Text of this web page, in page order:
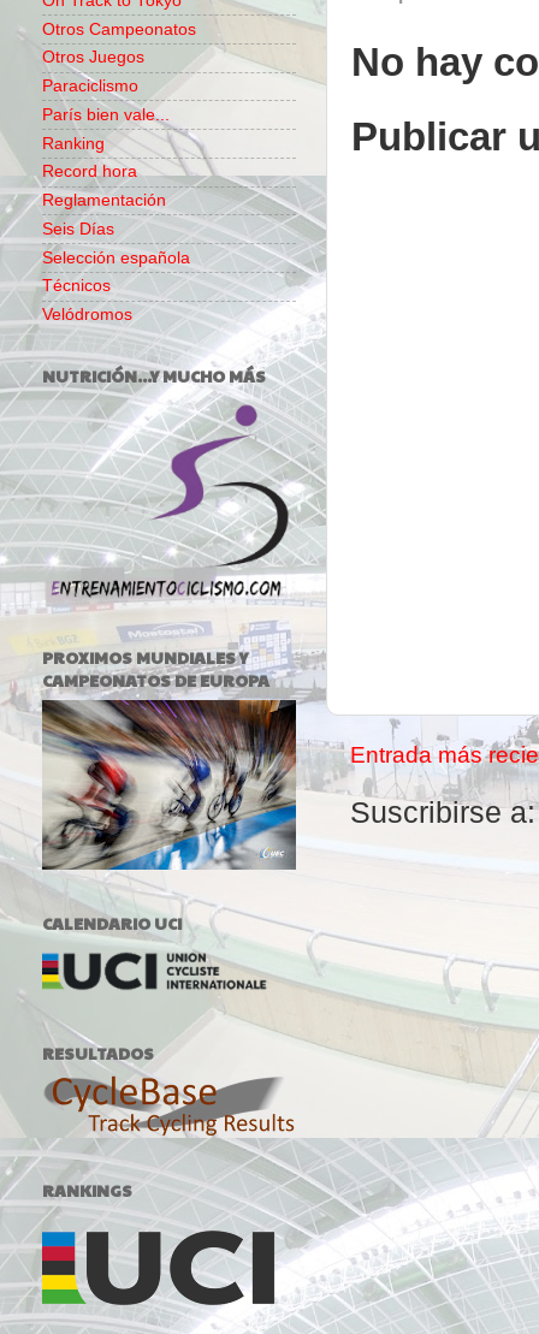
No hay
Publicar
Entrada más
Suscribirse
Otros Campeonatos
Otros Juegos
Paraciclismo
París bien vale...
Ranking
Record hora
Reglamentación
Seis Días
Selección española
Técnicos
Velódromos
NUTRICIÓN...Y MUCHO MÁS
PROXIMOS MUNDIALES Y
CAMPEONATOS DE EUROPA
CALENDARIO UCI
RESULTADOS
RANKINGS